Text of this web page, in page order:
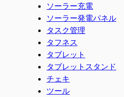
ソーラー充電
ソーラー発電パネル
タスク管理
タフネス
タブレット
タブレットスタンド
チェキ
ツール